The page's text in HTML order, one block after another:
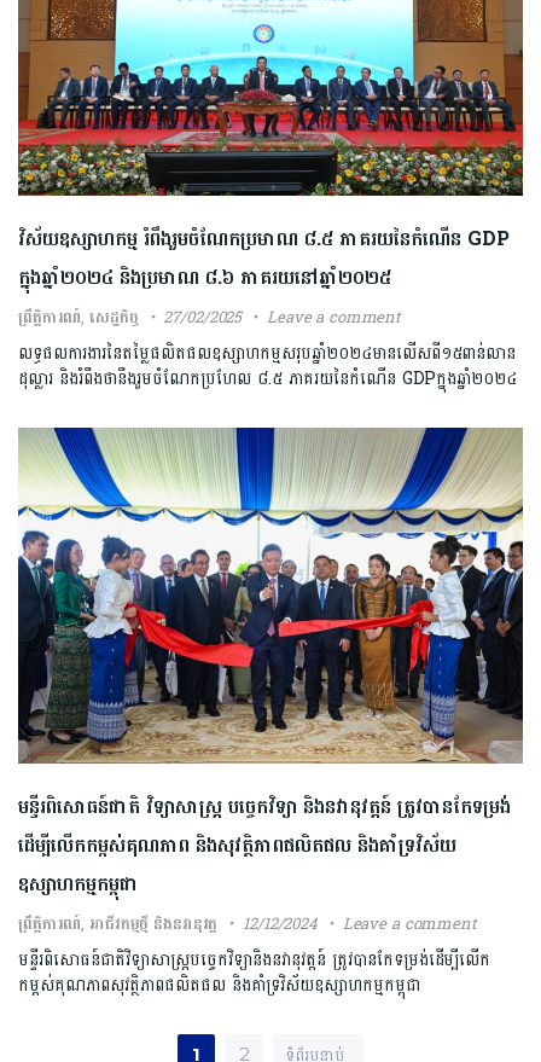
វិស័យឧស្សាហកម្ម រំពឹងរួមចំណែកប្រមាណ ៨.៥ ភាគរយនៃកំណើន GDP
ក្នុងឆ្នាំ២០២៤ និងប្រមាណ ៨.៦ ភាគរយនៅឆ្នាំ២០២៥
ព្រឹត្តិការណ៍,សេដ្ឋកិច្ច 27/02/2025 Leave a comment
លទ្ធផលការងារនៃតម្លៃផលិតផលឧស្សាហកម្មសរុបឆ្នាំ២០២៤មានលើសពី១៥ពាន់លាន
ដុល្លារ និងរំពឹងថានឹងរួមចំណែកប្រហែល ៨.៥ ភាគរយនៃកំណើន GDPក្នុងឆ្នាំ២០២៤
មន្ទីរពិសោធន៍ជាតិ វិទ្យាសាស្ត្រ បច្ចេកវិទ្យា និងនវានុវត្តន៍ ត្រូវបានកែទម្រង់
ដើម្បីលើកកម្ពស់គុណភាព និងសុវត្ថិភាពផលិតផល និងគាំទ្រវិស័យ
ឧស្សាហកម្មកម្ពុជា
ព្រឹត្តិការណ៍, អាជីវកម្មថ្មី និងនវានុវត្ត 12/12/2024 Leave a comment
មន្ទីរពិសោធន៍ជាតិវិទ្យាសាស្ត្របច្ចេកវិទ្យានិងនវានុវត្តន៍ ត្រូវបានកែទម្រង់ដើម្បីលើក
កម្ពស់គុណភាពសុវត្ថិភាពផលិតផល និងគាំទ្រវិស័យឧស្សាហកម្មកម្ពុជា
1 2 Next